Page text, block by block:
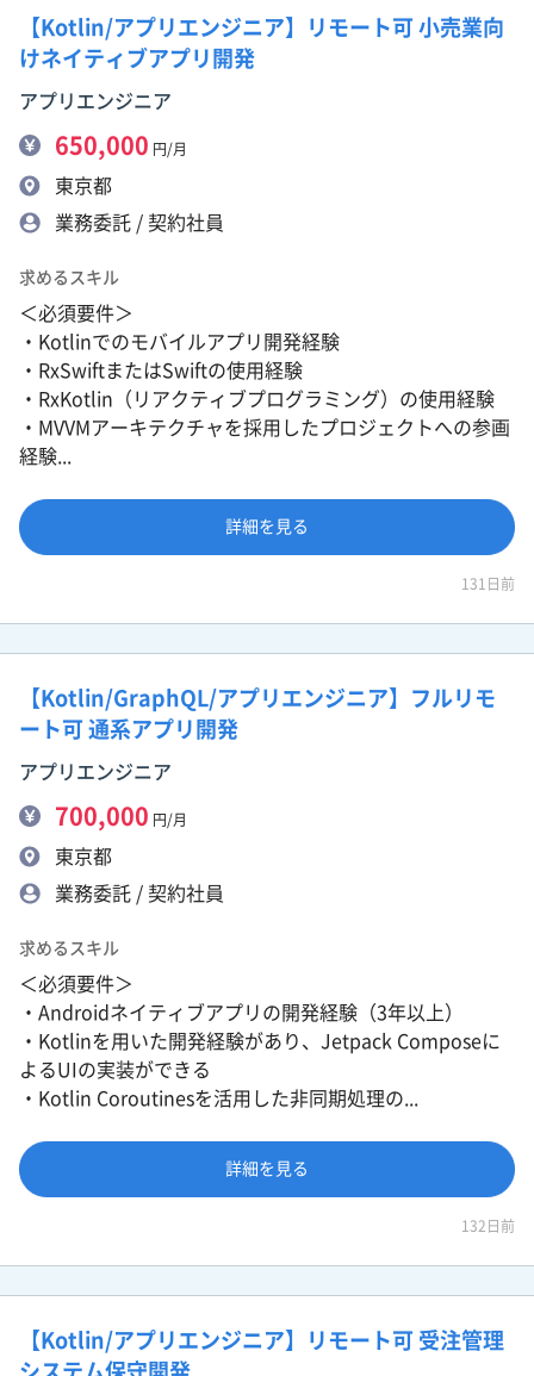
【Kotlin/アプリエンジニア】リモート可 小売業向
けネイティブアプリ開発
アプリエンジニア
650,000 円/月
東京都
業務委託 / 契約社員
求めるスキル
＜必須要件＞
・Kotlinでのモバイルアプリ開発経験
・RxSwiftまたはSwiftの使用経験
・RxKotlin（リアクティブプログラミング）の使用経験
・MVVMアーキテクチャを採用したプロジェクトへの参画
経験...
詳細を見る
131日前
【Kotlin/GraphQL/アプリエンジニア】フルリモ
ート可 通系アプリ開発
アプリエンジニア
700,000 円/月
東京都
業務委託 / 契約社員
求めるスキル
＜必須要件＞
・Androidネイティブアプリの開発経験（3年以上）
・Kotlinを用いた開発経験があり、Jetpack Composeに
よるUIの実装ができる
・Kotlin Coroutinesを活用した非同期処理の...
詳細を見る
132日前
【Kotlin/アプリエンジニア】リモート可 受注管理
システム保守開発